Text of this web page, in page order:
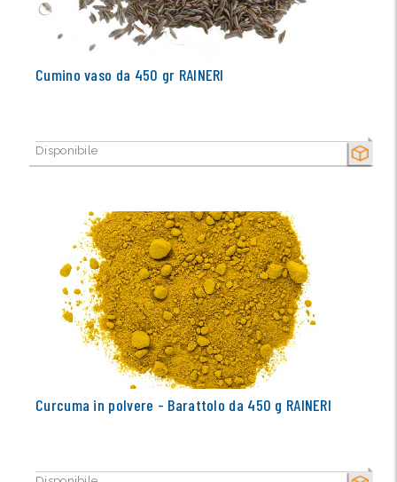
SECCO
Cumino vaso da 450 gr RAINERI
Disponibile
Curcuma in polvere - Barattolo da 450 g RAINERI